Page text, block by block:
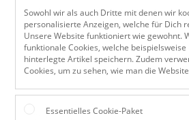
Sowohl wir als auch Dritte mit denen wir
personalisierte Anzeigen, welche für Dich
Unsere Website funktioniert wie gewohnt.
funktionale Cookies, welche
hinterlegte Artikel speichern. Zudem
Cookies, um zu sehen, wie man die
Essentielles Cookie-Paket